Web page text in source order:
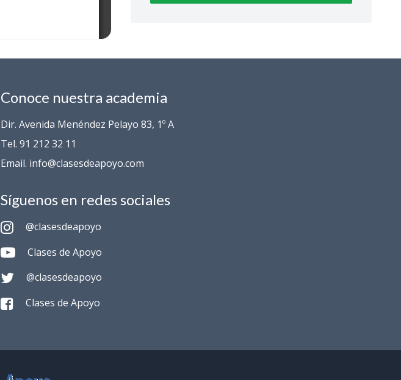
Conoce nuestra academia
Dir. Avenida Menéndez Pelayo 83, 1º A
Tel. 91 212 32 11
Email. info@clasesdeapoyo.com
Síguenos en redes sociales
@clasesdeapoyo
Clases de Apoyo
@clasesdeapoyo
Clases de Apoyo